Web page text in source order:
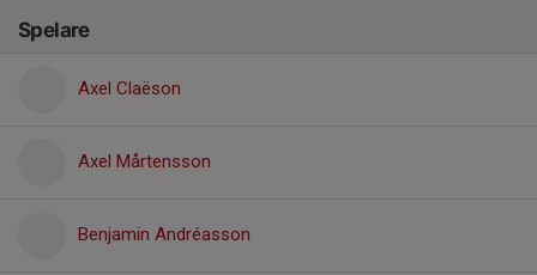
Spelare
Axel Claëson
Axel Mårtensson
Benjamin Andréasson